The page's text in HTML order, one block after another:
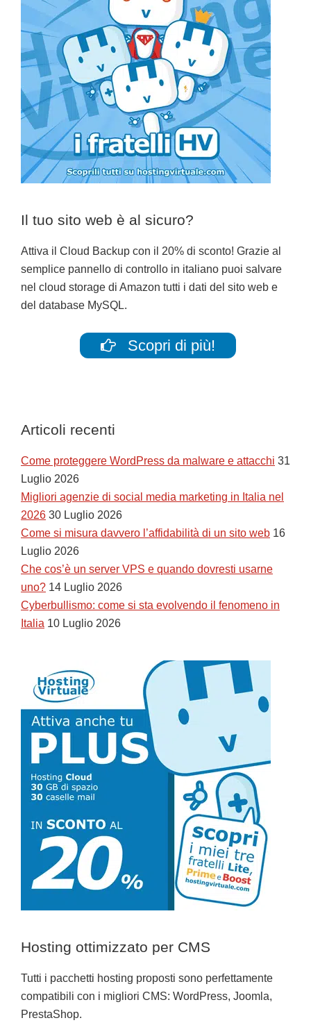
Il tuo sito web è al sicuro?
Attiva il Cloud Backup con il 20% di sconto! Grazie al
semplice pannello di controllo in italiano puoi salvare
nel cloud storage di Amazon tutti i dati del sito web e
del database MySQL.
Scopri di più!
Articoli recenti
Come proteggere WordPress da malware e attacchi 31
Luglio 2026
Migliori agenzie di social media marketing in Italia nel
2026 30 Luglio 2026
Come si misura davvero l’affidabilità di un sito web 16
Luglio 2026
Che cos’è un server VPS e quando dovresti usarne
uno? 14 Luglio 2026
Cyberbullismo: come si sta evolvendo il fenomeno in
Italia 10 Luglio 2026
Hosting ottimizzato per CMS
Tutti i pacchetti hosting proposti sono perfettamente
compatibili con i migliori CMS: WordPress, Joomla,
PrestaShop.